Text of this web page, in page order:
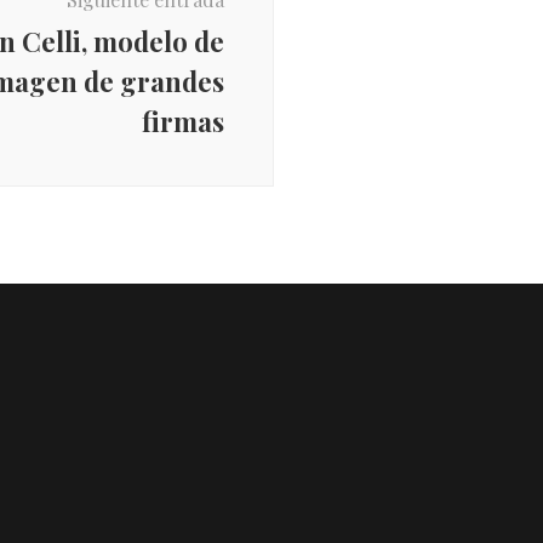
Celli, modelo de
de grandes
firmas